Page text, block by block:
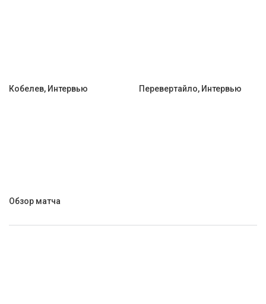
Кобелев, Интервью Перевертайло, Интервью
Обзор матча